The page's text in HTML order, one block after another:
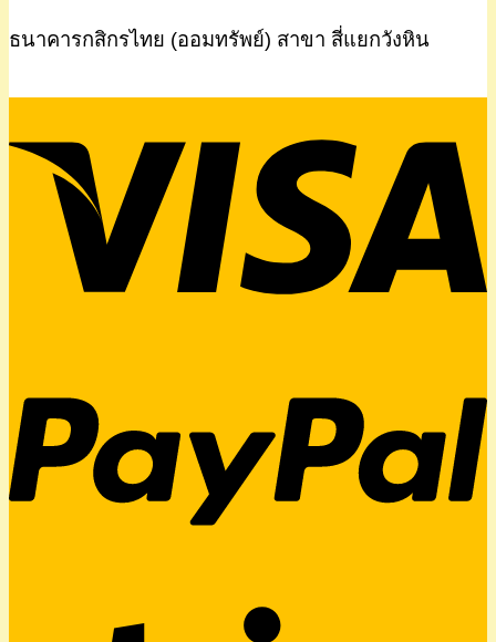
ธนาคารกสิกรไทย (ออมทรัพย์) สาขา สี่แยกวังหิน